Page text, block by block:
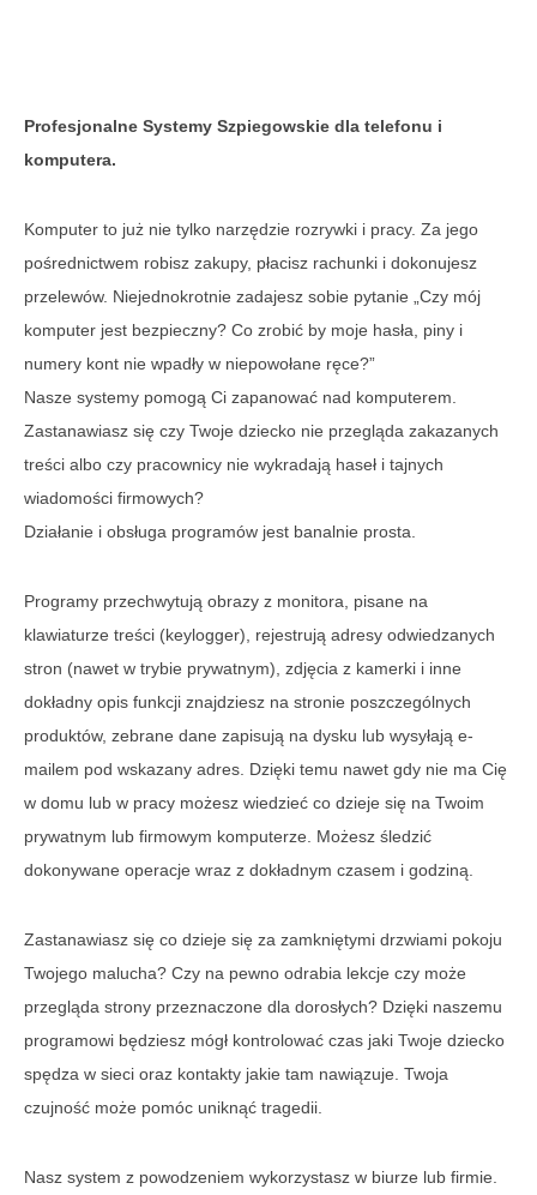
Profesjonalne Systemy Szpiegowskie dla telefonu i
komputera.
Komputer to już nie tylko narzędzie rozrywki i pracy. Za jego
pośrednictwem robisz zakupy, płacisz rachunki i dokonujesz
przelewów. Niejednokrotnie zadajesz sobie pytanie „Czy mój
komputer jest bezpieczny? Co zrobić by moje hasła, piny i
numery kont nie wpadły w niepowołane ręce?”
Nasze systemy pomogą Ci zapanować nad komputerem.
Zastanawiasz się czy Twoje dziecko nie przegląda zakazanych
treści albo czy pracownicy nie wykradają haseł i tajnych
wiadomości firmowych?
Działanie i obsługa programów jest banalnie prosta.
Programy przechwytują obrazy z monitora, pisane na
klawiaturze treści (keylogger), rejestrują adresy odwiedzanych
stron (nawet w trybie prywatnym), zdjęcia z kamerki i inne
dokładny opis funkcji znajdziesz na stronie poszczególnych
produktów, zebrane dane zapisują na dysku lub wysyłają e-
mailem pod wskazany adres. Dzięki temu nawet gdy nie ma Cię
w domu lub w pracy możesz wiedzieć co dzieje się na Twoim
prywatnym lub firmowym komputerze. Możesz śledzić
dokonywane operacje wraz z dokładnym czasem i godziną.
Zastanawiasz się co dzieje się za zamkniętymi drzwiami pokoju
Twojego malucha? Czy na pewno odrabia lekcje czy może
przegląda strony przeznaczone dla dorosłych? Dzięki naszemu
programowi będziesz mógł kontrolować czas jaki Twoje dziecko
spędza w sieci oraz kontakty jakie tam nawiązuje. Twoja
czujność może pomóc uniknąć tragedii.
Nasz system z powodzeniem wykorzystasz w biurze lub firmie.